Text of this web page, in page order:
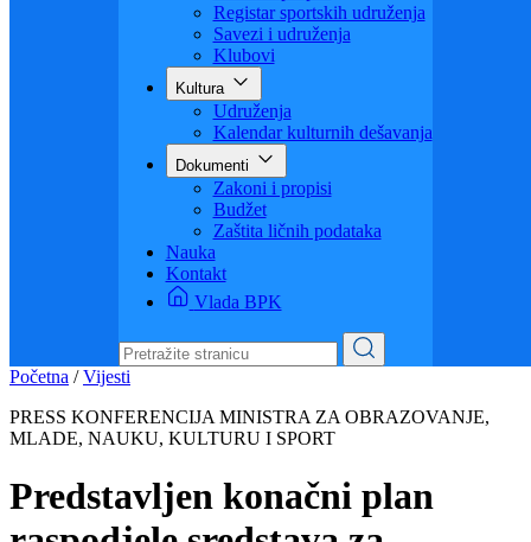
Sport
Sport u BPK
Zakoni i propisi
Registar sportskih udruženja
Savezi i udruženja
Klubovi
Udruženja
Kalendar kulturnih dešavanja
Dokumenti
Zakoni i propisi
Budžet
Zaštita ličnih podataka
Nauka
Kontakt
Vlada BPK
Početna/ Vijesti
PRESS KONFERENCIJA MINISTRA ZA OBRAZOVANJE,
MLADE, NAUKU, KULTURU I SPORT